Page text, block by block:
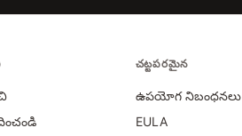
చట్టపరమైన
ఉపయోగ నిబంధనలు
EULA